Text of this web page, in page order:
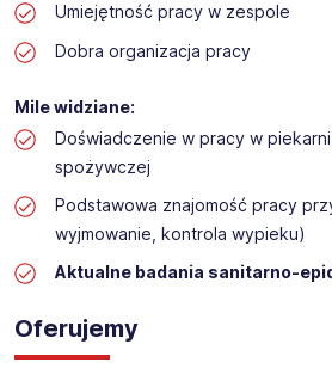
Umiejętność pracy w zespole
Dobra organizacja pracy
Mile widziane:
Doświadczenie w pracy w
spożywczej
Podstawowa znajomość pracy
wyjmowanie, kontrola wypieku)
Aktualne badania sanitarno-
Oferujemy